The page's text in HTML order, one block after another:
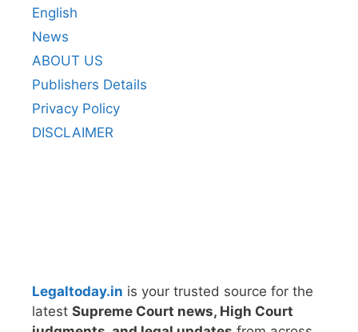
English
News
ABOUT US
Publishers Details
Privacy Policy
DISCLAIMER
Legaltoday.in is your trusted source for the
latest Supreme Court news, High Court